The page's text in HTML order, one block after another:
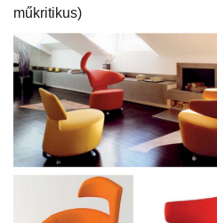
műkritikus)